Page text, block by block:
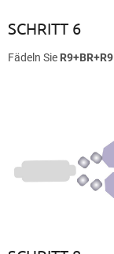
SCHRITT 6
Fädeln Sie R9+BR+R9